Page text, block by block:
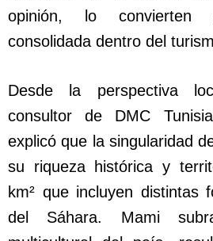
opinión, lo
consolidada dentro del
Desde la perspectiva
consultor de DMC
explicó que la singularidad
su riqueza histórica y
km² que incluyen distintas
del Sáhara. Mami